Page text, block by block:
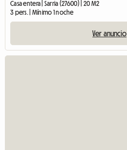
Casa entera | Sarria (27600) | 20 M2
3 pers. | Mínimo 1 noche
Ver anuncio